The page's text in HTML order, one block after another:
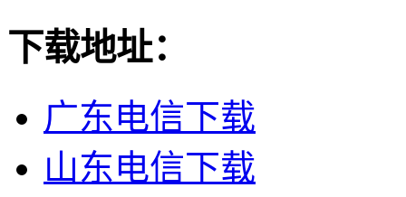
下载地址：
广东电信下载
山东电信下载